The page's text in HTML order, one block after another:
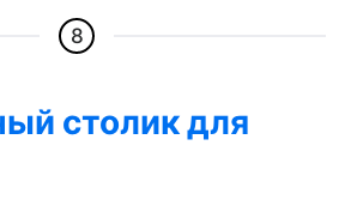
8
столик для